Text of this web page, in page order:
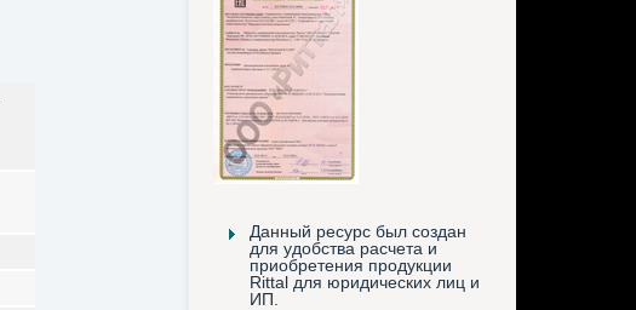
Данный ресурс был создан
для удобства расчета и
приобретения продукции
Rittal для юридических лиц и
ИП.